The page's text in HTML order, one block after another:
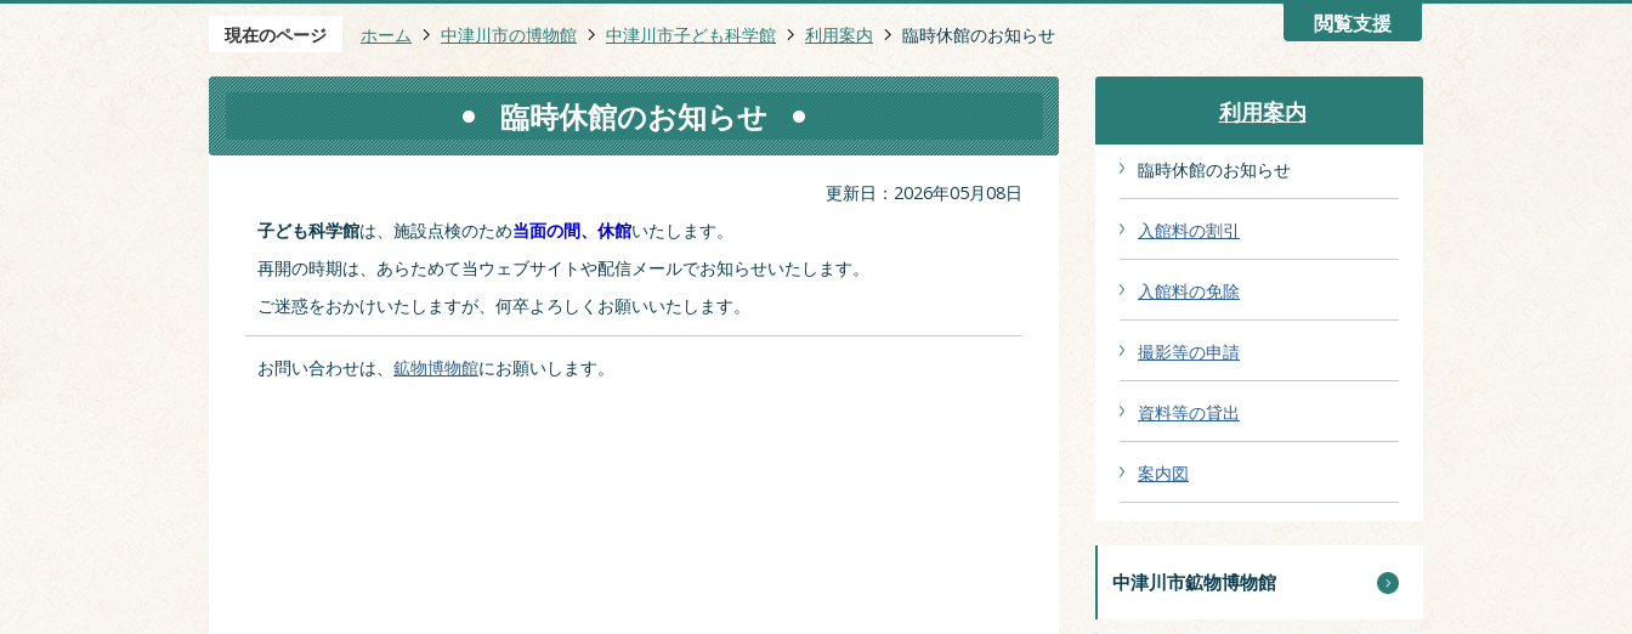
閲覧支援
現在のページ ホーム 中津川市の博物館 中津川市子ども科学館 利用案内 臨時休館のお知らせ
臨時休館のお知らせ
更新日：2026年05月08日
子ども科学館は、施設点検のため当面の間、休館いたします。
再開の時期は、あらためて当ウェブサイトや配信メールでお知らせいたします。
ご迷惑をおかけいたしますが、何卒よろしくお願いいたします。
お問い合わせは、 鉱物博物館にお願いします。
利用案内
臨時休館のお知らせ
入館料の割引
入館料の免除
撮影等の申請
資料等の貸出
案内図
中津川市鉱物博物館